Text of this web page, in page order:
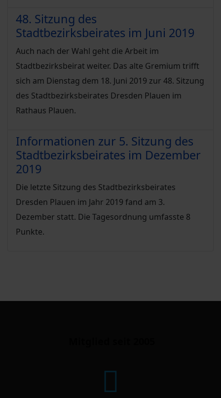
48. Sitzung des
Stadtbezirksbeirates im Juni 2019
Auch nach der Wahl geht die Arbeit im
Stadtbezirksbeirat weiter. Das alte Gremium trifft
sich am Dienstag dem 18. Juni 2019 zur 48. Sitzung
des Stadtbezirksbeirates Dresden Plauen im
Rathaus Plauen.
Informationen zur 5. Sitzung des
Stadtbezirksbeirates im Dezember
2019
Die letzte Sitzung des Stadtbezirksbeirates
Dresden Plauen im Jahr 2019 fand am 3.
Dezember statt. Die Tagesordnung umfasste 8
Punkte.